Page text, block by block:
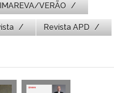
VERÃO
Revista APD